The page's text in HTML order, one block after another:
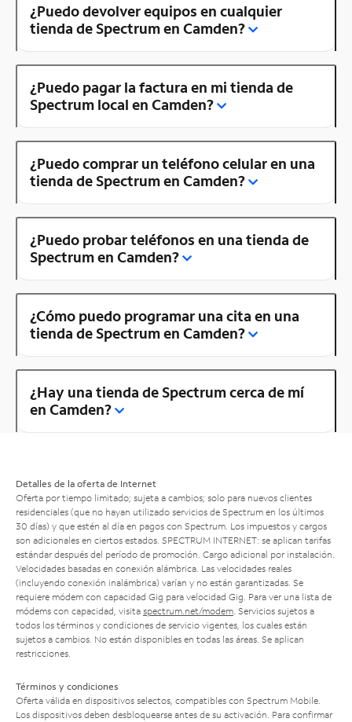
¿Puedo devolver equipos en cualquier
tienda de Spectrum en Camden?
¿Puedo pagar la factura en mi tienda de
Spectrum local en Camden?
¿Puedo comprar un teléfono celular en una
tienda de Spectrum en Camden?
¿Puedo probar teléfonos en una tienda de
Spectrum en Camden?
¿Cómo puedo programar una cita en una
tienda de Spectrum en Camden?
¿Hay una tienda de Spectrum cerca de mí
en Camden?
Detalles de la oferta de Internet
Oferta por tiempo limitado; sujeta a cambios; solo para nuevos clientes
residenciales (que no hayan utilizado servicios de Spectrum en los últimos
30 días) y que estén al día en pagos con Spectrum. Los impuestos y cargos
son adicionales en ciertos estados. SPECTRUM INTERNET: se aplican tarifas
estándar después del período de promoción. Cargo adicional por instalación.
Velocidades basadas en conexión alámbrica. Las velocidades reales
(incluyendo conexión inalámbrica) varían y no están garantizadas. Se
requiere módem con capacidad Gig para velocidad Gig. Para ver una lista de
módems con capacidad, visita spectrum.net/modem . Servicios sujetos a
todos los términos y condiciones de servicio vigentes, los cuales están
sujetos a cambios. No están disponibles en todas las áreas. Se aplican
restricciones.
Términos y condiciones
Oferta válida en dispositivos selectos, compatibles con Spectrum Mobile.
Los dispositivos deben desbloquearse antes de su activación. Para confirmar